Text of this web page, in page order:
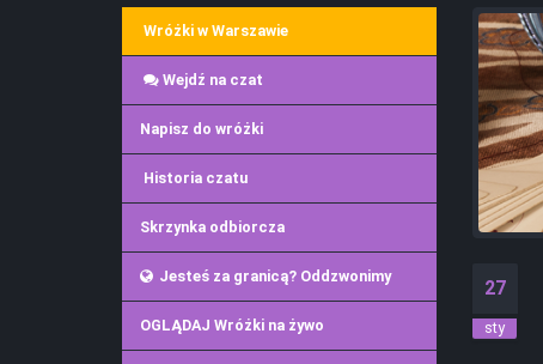
Wróżki w Warszawie
Wejdź na czat
Napisz do wróżki
Historia czatu
Skrzynka odbiorcza
Jesteś za granicą? Oddzwonimy
OGLĄDAJ Wróżki na żywo
27
sty